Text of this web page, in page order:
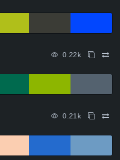
0.22k
0.21k